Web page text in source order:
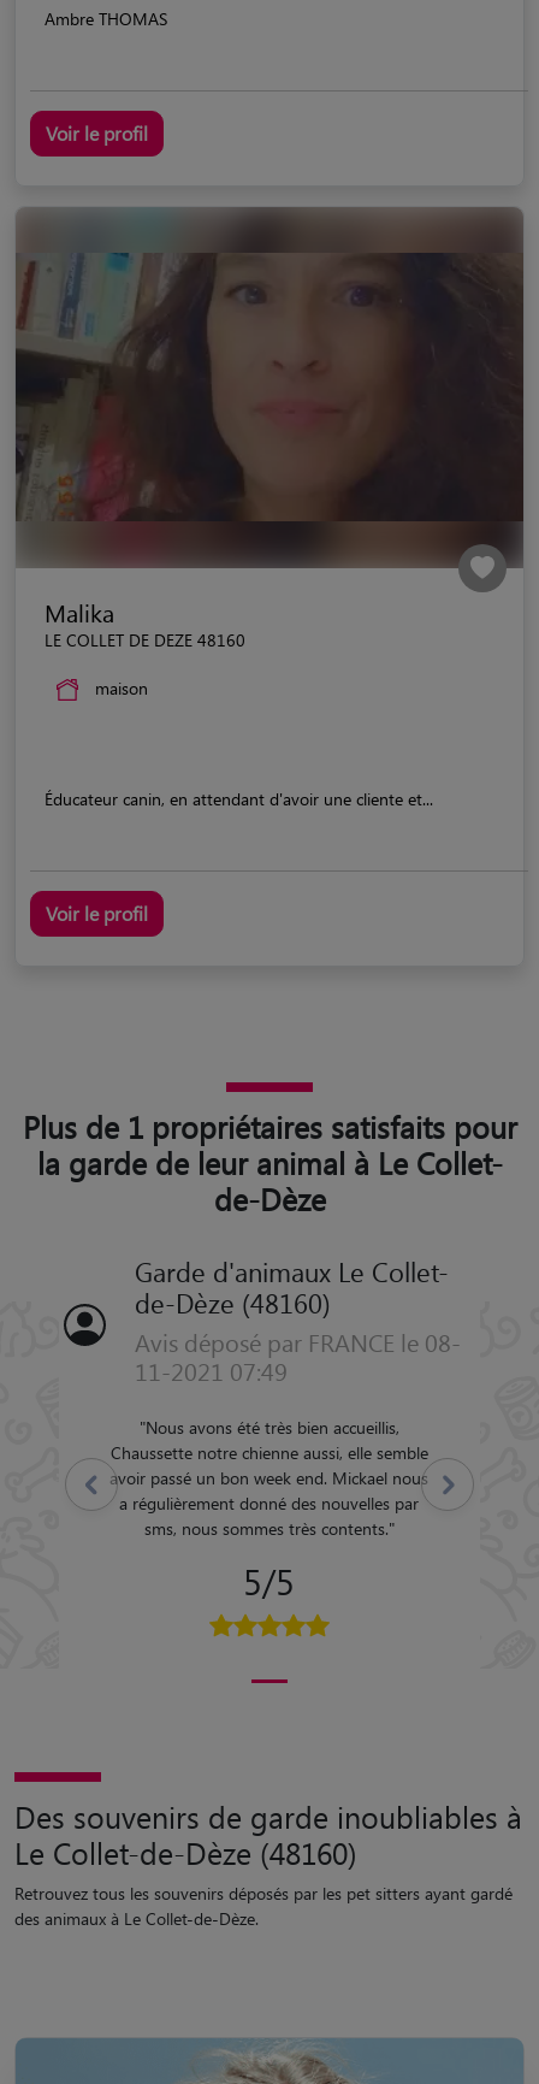
Ambre THOMAS
Voir le profil
Malika
LE COLLET DE DEZE 48160
maison
Éducateur canin, en attendant d'avoir une cliente et...
Voir le profil
Plus de 1 propriétaires satisfaits pour
la garde de leur animal à Le Collet-
de-Dèze
Garde d'animaux Le Collet-
de-Dèze (48160)
Avis déposé par FRANCE le 08-
11-2021 07:49
"Nous avons été très bien accueillis,
Chaussette notre chienne aussi, elle semble
avoir passé un bon week end. Mickael nous
a régulièrement donné des nouvelles par
sms, nous sommes très contents."
5/5
Précédent Suivant
Des souvenirs de garde inoubliables à
Le Collet-de-Dèze (48160)
Retrouvez tous les souvenirs déposés par les pet sitters ayant gardé
des animaux à Le Collet-de-Dèze.